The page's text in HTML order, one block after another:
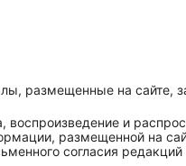
размещенные на сайте,
воспроизведение и
размещенной на
согласия